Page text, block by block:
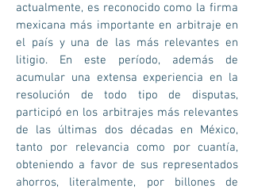
actualmente, es reconocido como la firma
mexicana más importante en arbitraje en
el país y una de las más relevantes en
litigio. En este período, además de
acumular una extensa experiencia en la
resolución de todo tipo de disputas,
participó en los arbitrajes más relevantes
de las últimas dos décadas en México,
tanto por relevancia como por cuantía,
obteniendo a favor de sus representados
ahorros, literalmente, por billones de